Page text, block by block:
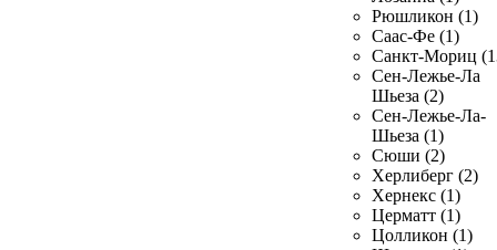
Рюшликон (1)
Саас-Фе (1)
Санкт-Мориц
Сен-Лежье-Ла
Шьеза (2)
Сен-Лежье-Ла-
Шьеза (1)
Сюши (2)
Херлиберг (2)
Хернекс (1)
Церматт (1)
Цолликон (1)